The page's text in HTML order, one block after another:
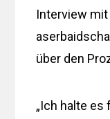
Interview mit
über den
„Ich halte es